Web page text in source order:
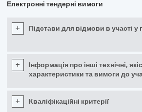
Електронні тендерні вимоги
+ Підстави для відмови в участі у
+
Інформація про інші технічні,
характеристики та вимоги до
+ Кваліфікаційні критерії